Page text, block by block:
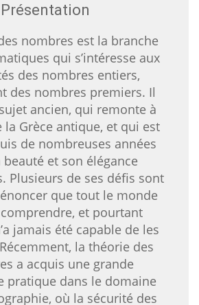
Présentation
nombres est la branche
qui s’intéresse aux
des nombres entiers,
des nombres premiers. Il
sujet ancien, qui remonte à
la Grèce antique, et qui est
de nombreuses années
beauté et son élégance
Plusieurs de ses défis sont
que tout le monde
et pourtant
jamais été capable de les
la théorie des
a acquis une grande
pratique dans le domaine
où la sécurité des